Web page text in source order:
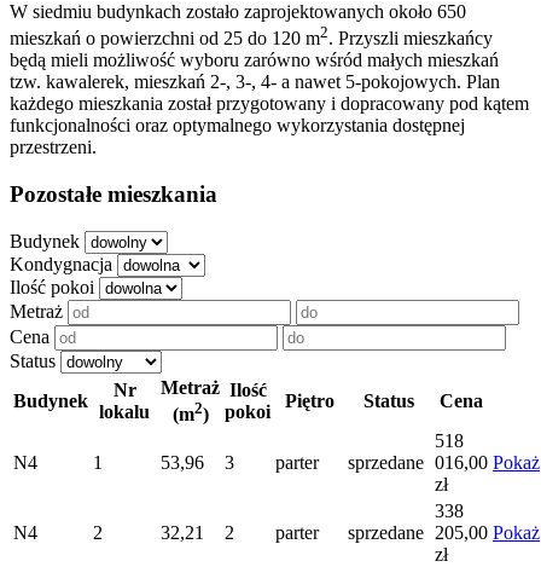
W siedmiu budynkach zostało zaprojektowanych około 650
mieszkań o powierzchni od 25 do 120 m2. Przyszli mieszkańcy
będą mieli możliwość wyboru zarówno wśród małych mieszkań
tzw. kawalerek, mieszkań 2-, 3-, 4- a nawet 5-pokojowych. Plan
każdego mieszkania został przygotowany i dopracowany pod kątem
funkcjonalności oraz optymalnego wykorzystania dostępnej
przestrzeni.
Pozostałe mieszkania
Budynek
Kondygnacja
Ilość pokoi
Metraż
Cena
Status
Budynek
Nr
lokalu
Metraż
(m2)
Ilość
pokoi
Piętro Status Cena
N4 1 53,96 3 parter sprzedane
518
016,00
zł
Pokaż
N4 2 32,21 2 parter sprzedane
338
205,00
zł
Pokaż